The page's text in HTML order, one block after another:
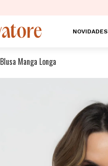
NOVIDADES
Blusa Manga Longa